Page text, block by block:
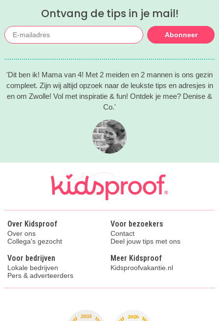
Ontvang de tips in je mail!
Abonneer
'Dit ben ik! Mama van 4! Met 2 meiden en 2 mannen is ons gezin
compleet. Zijn wij altijd opzoek naar de leukste tips en adresjes in
en om Zwolle! Vol met inspiratie & fun! Ontdek je mee? Denise &
Co.'
Over Kidsproof
Over ons
Collega's gezocht
Voor bezoekers
Contact
Deel jouw tips met ons
Voor bedrijven
Lokale bedrijven
Pers & adverteerders
Meer Kidsproof
Kidsproofvakantie.nl